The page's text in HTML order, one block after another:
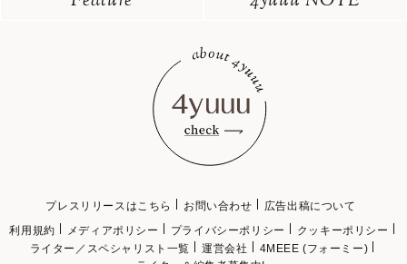
プレスリリースはこちら お問い合わせ
広告出稿について
利用規約
メディアポリシー プライバシーポリシー
クッキーポリシー
ライター／スペシャリスト一覧
運営会社
4MEEE (フォーミー)